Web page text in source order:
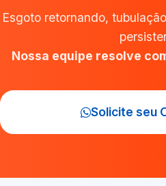
Esgoto retornando,
Nossa equipe resolve
Solicite seu